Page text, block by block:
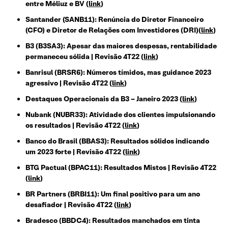
entre Méliuz e BV (link)
Santander (SANB11): Renúncia do Diretor Financeiro
(CFO) e Diretor de Relações com Investidores (DRI)(link)
B3 (B3SA3): Apesar das maiores despesas, rentabilidade
permaneceu sólida | Revisão 4T22 (link)
Banrisul (BRSR6): Números tímidos, mas guidance 2023
agressivo | Revisão 4T22 (link)
Destaques Operacionais da B3 – Janeiro 2023 (link)
Nubank (NUBR33): Atividade dos clientes impulsionando
os resultados | Revisão 4T22 (link)
Banco do Brasil (BBAS3): Resultados sólidos indicando
um 2023 forte | Revisão 4T22 (link)
BTG Pactual (BPAC11): Resultados Mistos | Revisão 4T22
(link)
BR Partners (BRBI11): Um final positivo para um ano
desafiador | Revisão 4T22 (link)
Bradesco (BBDC4): Resultados manchados em tinta